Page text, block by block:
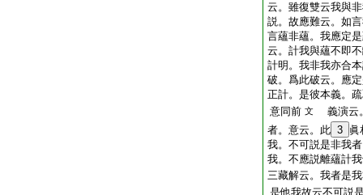
云。雖復雙云我與
説。故應難云。如
言蘊非蘊。我應定
云。計我與蘊不即
計明。我非我亦合
破。爲此破云。應
正計。是彼本義。
意同前 文
義演云
者。意云。此 3 眞
我。不可説是非我
我。不應説離蘊計
三藏解云。我者是
是他我故云不可説